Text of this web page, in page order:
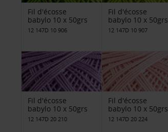
Fil d'écosse
babylo 10 x 50grs
12 147D 10 906
Fil d'écosse
babylo 10 x 50grs
12 147D 10 907
Fil d'écosse
babylo 10 x 50grs
12 147D 20 210
Fil d'écosse
babylo 10 x 50grs
12 147D 20 224